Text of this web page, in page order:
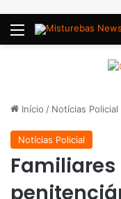
Menu
Início / Notícias Policial
Notícias Policial